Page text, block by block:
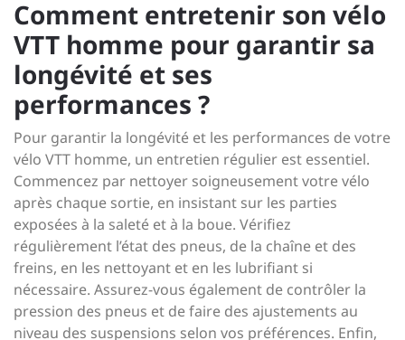
Comment entretenir son vélo
VTT homme pour garantir sa
longévité et ses
performances ?
Pour garantir la longévité et les performances de votre
vélo VTT homme, un entretien régulier est essentiel.
Commencez par nettoyer soigneusement votre vélo
après chaque sortie, en insistant sur les parties
exposées à la saleté et à la boue. Vérifiez
régulièrement l’état des pneus, de la chaîne et des
freins, en les nettoyant et en les lubrifiant si
nécessaire. Assurez-vous également de contrôler la
pression des pneus et de faire des ajustements au
niveau des suspensions selon vos préférences. Enfin,